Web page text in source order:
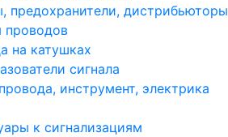
предохранители, дистрибьюторы
проводов
на катушках
сигнала
инструмент, электрика
к сигнализациям